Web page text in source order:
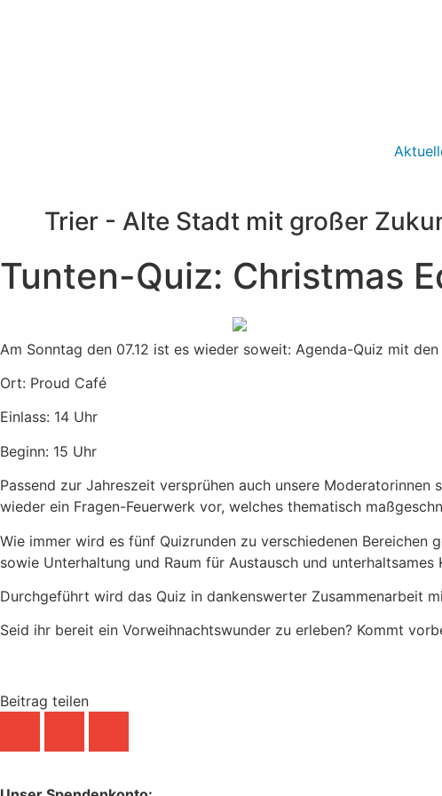
Trier - Alte Stadt mit großer
Tunten-Quiz: Christmas
Am Sonntag den 07.12 ist es wieder soweit: Agenda-Quiz mit
Ort: Proud Café
Einlass: 14 Uhr
Beginn: 15 Uhr
Passend zur Jahreszeit versprühen auch unsere
wieder ein Fragen-Feuerwerk vor, welches thematisch
Wie immer wird es fünf Quizrunden zu verschiedenen Bereichen
sowie Unterhaltung und Raum für Austausch und unterhaltsames
Durchgeführt wird das Quiz in dankenswerter Zusammenarbeit
Seid ihr bereit ein Vorweihnachtswunder zu erleben? Kommt
Beitrag teilen